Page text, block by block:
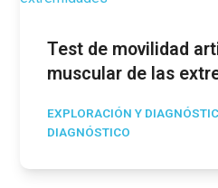
Test de movilidad
muscular de las
EXPLORACIÓN Y
DIAGNÓSTICO